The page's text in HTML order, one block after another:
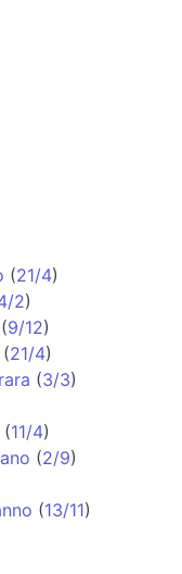
(21/4)
2)
(9/12)
(21/4)
(3/3)
(11/4)
(2/9)
(13/11)